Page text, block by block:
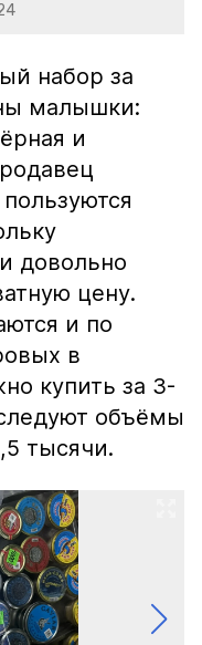
набор за
малышки:
и
довольно
цену.
и по
в
купить за 3-
объёмы
тысячи.